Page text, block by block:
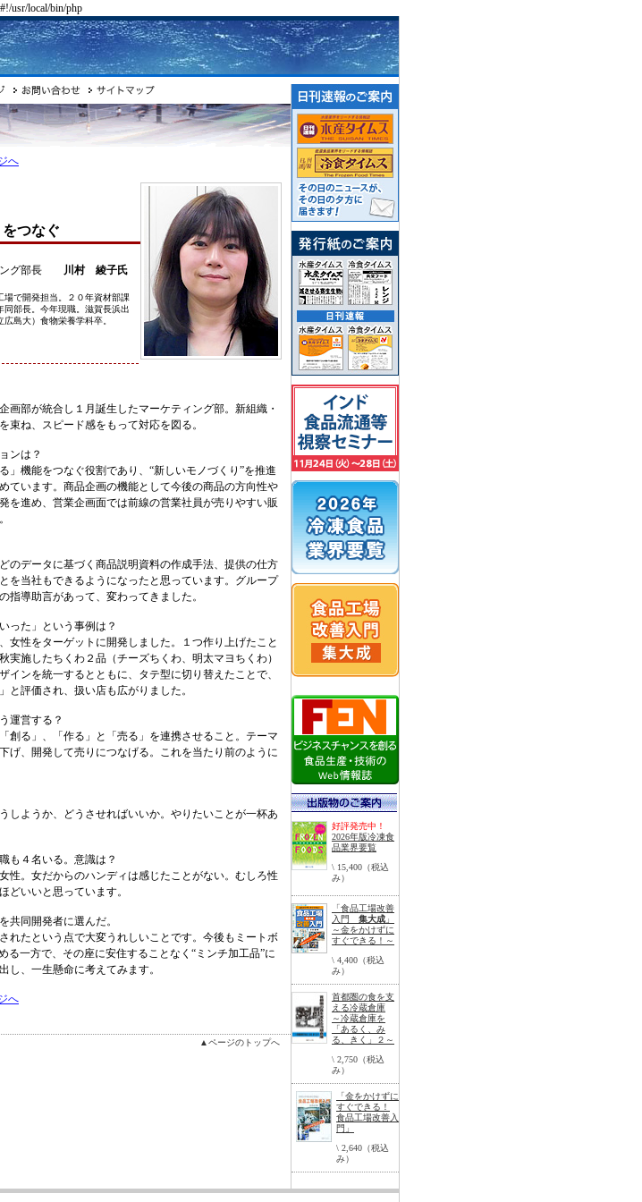
#!/usr/local/bin/php
へ
つなぐ
グ部長 川村 綾子氏
場で開発担当。２０年資材部課
部長。今年現職。滋賀長浜出
島大）食物栄養学科卒。
部が統合し１月誕生したマーケティング部。新組織・
束ね、スピード感をもって対応を図る。
ンは？
」機能をつなぐ役割であり、“新しいモノづくり”を推進
ています。商品企画の機能として今後の商品の方向性や
を進め、営業企画面では前線の営業社員が売りやすい販
のデータに基づく商品説明資料の作成手法、提供の仕方
を当社もできるようになったと思っています。グループ
指導助言があって、変わってきました。
た」という事例は？
女性をターゲットに開発しました。１つ作り上げたこと
実施したちくわ２品（チーズちくわ、明太マヨちくわ）
インを統一するとともに、タテ型に切り替えたことで、
と評価され、扱い店も広がりました。
運営する？
創る」、「作る」と「売る」を連携させること。テーマ
げ、開発して売りにつなげる。これを当たり前のように
しようか、どうさせればいいか。やりたいことが一杯あ
４名いる。意識は？
性。女だからのハンディは感じたことがない。むしろ性
どいいと思っています。
同開発者に選んだ。
れたという点で大変うれしいことです。今後もミートボ
一方で、その座に安住することなく“ミンチ加工品”に
し、一生懸命に考えてみます。
へ
▲ページのトップへ
好評発売中！
2026年版冷凍食
品業界要覧
\ 15,400（税込
み）
「食品工場改善
入門 集大成 」
～金をかけずに
すぐできる！～
\ 4,400（税込
み）
首都圏の食を支
える冷蔵倉庫
～冷蔵倉庫を
「あるく、み
る、きく」２～
\ 2,750（税込
み）
「金をかけずに
すぐできる！
食品工場改善入
門」
\ 2,640（税込
み）